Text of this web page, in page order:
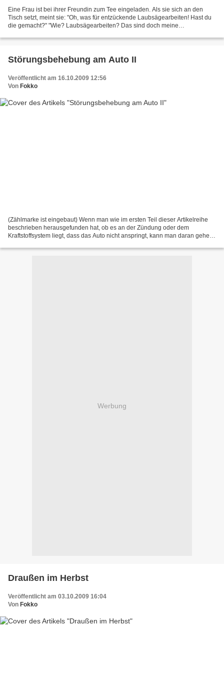
Eine Frau ist bei ihrer Freundin zum Tee eingeladen. Als sie sich an den
Tisch setzt, meint sie: "Oh, was für entzückende Laubsägearbeiten! Hast du
die gemacht?" "Wie? Laubsägearbeiten? Das sind doch meine
Störungsbehebung am Auto II
Veröffentlicht am 16.10.2009 12:56
Von Fokko
(Zählmarke ist eingebaut) Wenn man wie im ersten Teil dieser Artikelreihe
beschrieben herausgefunden hat, ob es an der Zündung oder dem
Kraftstoffsystem liegt, dass das Auto nicht anspringt, kann man daran gehen,
Werbung
Draußen im Herbst
Veröffentlicht am 03.10.2009 16:04
Von Fokko